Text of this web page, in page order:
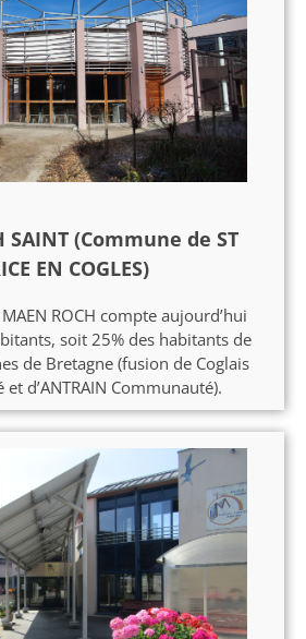
SAINT (Commune de ST
EN COGLES)
ROCH compte aujourd’hui
soit 25% des habitants de
de Bretagne (fusion de Coglais
d’ANTRAIN Communauté).